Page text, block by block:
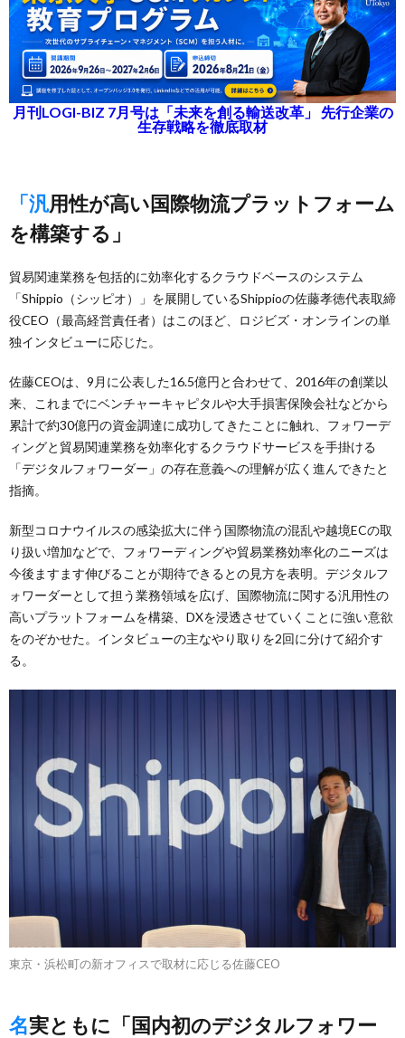
月刊LOGI-BIZ 7月号は「未来を創る輸送改革」 先行企業の
生存戦略を徹底取材
「汎用性が高い国際物流プラットフォーム
を構築する」
貿易関連業務を包括的に効率化するクラウドベースのシステム
「Shippio（シッピオ）」を展開しているShippioの佐藤孝徳代表取締
役CEO（最高経営責任者）はこのほど、ロジビズ・オンラインの単
独インタビューに応じた。
佐藤CEOは、9月に公表した16.5億円と合わせて、2016年の創業以
来、これまでにベンチャーキャピタルや大手損害保険会社などから
累計で約30億円の資金調達に成功してきたことに触れ、フォワーデ
ィングと貿易関連業務を効率化するクラウドサービスを手掛ける
「デジタルフォワーダー」の存在意義への理解が広く進んできたと
指摘。
新型コロナウイルスの感染拡大に伴う国際物流の混乱や越境ECの取
り扱い増加などで、フォワーディングや貿易業務効率化のニーズは
今後ますます伸びることが期待できるとの見方を表明。デジタルフ
ォワーダーとして担う業務領域を広げ、国際物流に関する汎用性の
高いプラットフォームを構築、DXを浸透させていくことに強い意欲
をのぞかせた。インタビューの主なやり取りを2回に分けて紹介す
る。
東京・浜松町の新オフィスで取材に応じる佐藤CEO
名実ともに「国内初のデジタルフォワー